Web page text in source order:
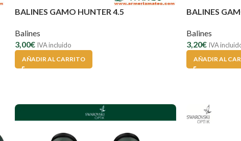
BALINES GAMO HUNTER 4.5
Balines
3,00€ IVA incluido
AÑADIR AL CARRITO
BALINES
Balines
3,20€ IVA
AÑADIR AL